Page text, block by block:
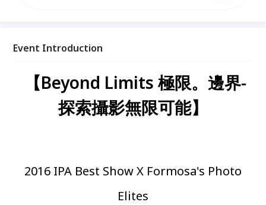
Event Introduction
【Beyond Limits 極限。邊界-
探索攝影無限可能】
2016 IPA Best Show X Formosa's Photo
Elites